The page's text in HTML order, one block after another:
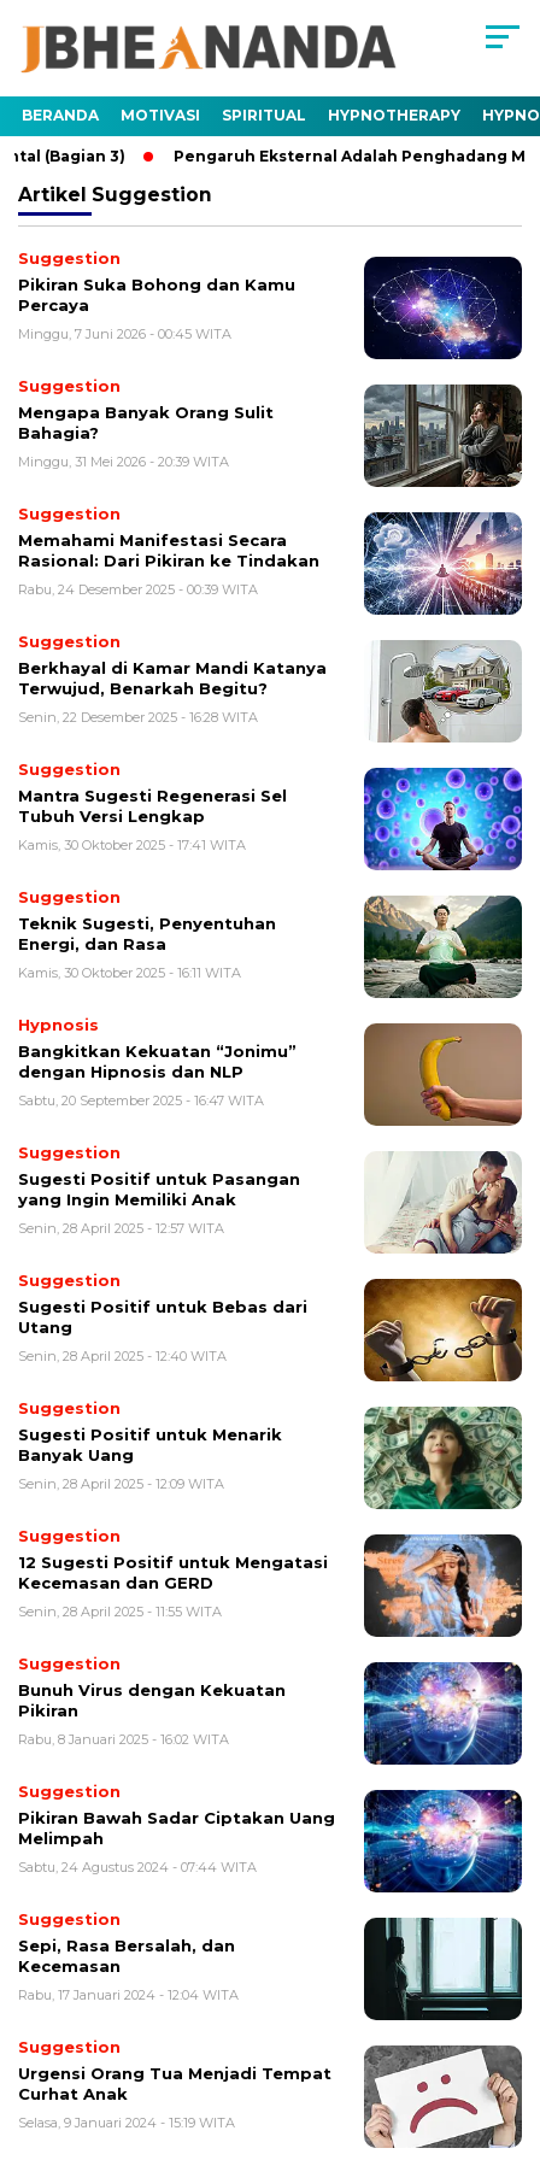
BERANDA MOTIVASI SPIRITUAL HYPNOTHERAPY
(Bagian 3) Pengaruh Eksternal Adalah Penghadang Mental
Artikel Suggestion
Suggestion
Pikiran Suka Bohong dan Kamu
Percaya
Minggu, 7 Juni 2026 - 00:45 WITA
Suggestion
Mengapa Banyak Orang Sulit
Bahagia?
Minggu, 31 Mei 2026 - 20:39 WITA
Suggestion
Memahami Manifestasi Secara
Rasional: Dari Pikiran ke Tindakan
Rabu, 24 Desember 2025 - 00:39 WITA
Suggestion
Berkhayal di Kamar Mandi Katanya
Terwujud, Benarkah Begitu?
Senin, 22 Desember 2025 - 16:28 WITA
Suggestion
Mantra Sugesti Regenerasi Sel
Tubuh Versi Lengkap
Kamis, 30 Oktober 2025 - 17:41 WITA
Suggestion
Teknik Sugesti, Penyentuhan
Energi, dan Rasa
Kamis, 30 Oktober 2025 - 16:11 WITA
Hypnosis
Bangkitkan Kekuatan “Jonimu”
dengan Hipnosis dan NLP
Sabtu, 20 September 2025 - 16:47 WITA
Suggestion
Sugesti Positif untuk Pasangan
yang Ingin Memiliki Anak
Senin, 28 April 2025 - 12:57 WITA
Suggestion
Sugesti Positif untuk Bebas dari
Utang
Senin, 28 April 2025 - 12:40 WITA
Suggestion
Sugesti Positif untuk Menarik
Banyak Uang
Senin, 28 April 2025 - 12:09 WITA
Suggestion
12 Sugesti Positif untuk Mengatasi
Kecemasan dan GERD
Senin, 28 April 2025 - 11:55 WITA
Suggestion
Bunuh Virus dengan Kekuatan
Pikiran
Rabu, 8 Januari 2025 - 16:02 WITA
Suggestion
Pikiran Bawah Sadar Ciptakan Uang
Melimpah
Sabtu, 24 Agustus 2024 - 07:44 WITA
Suggestion
Sepi, Rasa Bersalah, dan
Kecemasan
Rabu, 17 Januari 2024 - 12:04 WITA
Suggestion
Urgensi Orang Tua Menjadi Tempat
Curhat Anak
Selasa, 9 Januari 2024 - 15:19 WITA